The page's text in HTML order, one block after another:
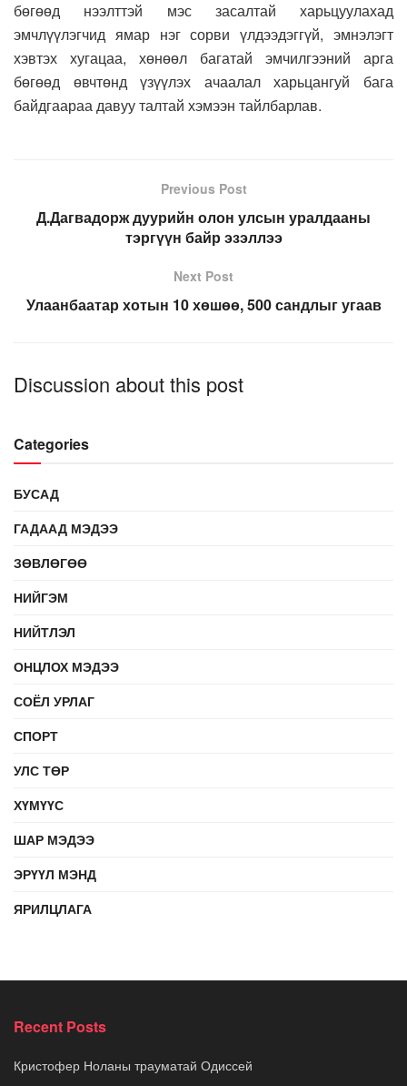
бөгөөд нээлттэй мэс засалтай харьцуулахад
эмчлүүлэгчид ямар нэг сорви үлдээдэггүй, эмнэлэгт
хэвтэх хугацаа, хөнөөл багатай эмчилгээний арга
бөгөөд өвчтөнд үзүүлэх ачаалал харьцангуй бага
байдгаараа давуу талтай хэмээн тайлбарлав.
Previous Post
Д.Дагвадорж дуурийн олон улсын уралдааны
тэргүүн байр эзэллээ
Next Post
Улаанбаатар хотын 10 хөшөө, 500 сандлыг угаав
Discussion about this post
Categories
БУСАД
ГАДААД МЭДЭЭ
ЗӨВЛӨГӨӨ
НИЙГЭМ
НИЙТЛЭЛ
ОНЦЛОХ МЭДЭЭ
СОЁЛ УРЛАГ
СПОРТ
УЛС ТӨР
ХҮМҮҮС
ШАР МЭДЭЭ
ЭРҮҮЛ МЭНД
ЯРИЛЦЛАГА
Recent Posts
Кристофер Ноланы трауматай Одиссей